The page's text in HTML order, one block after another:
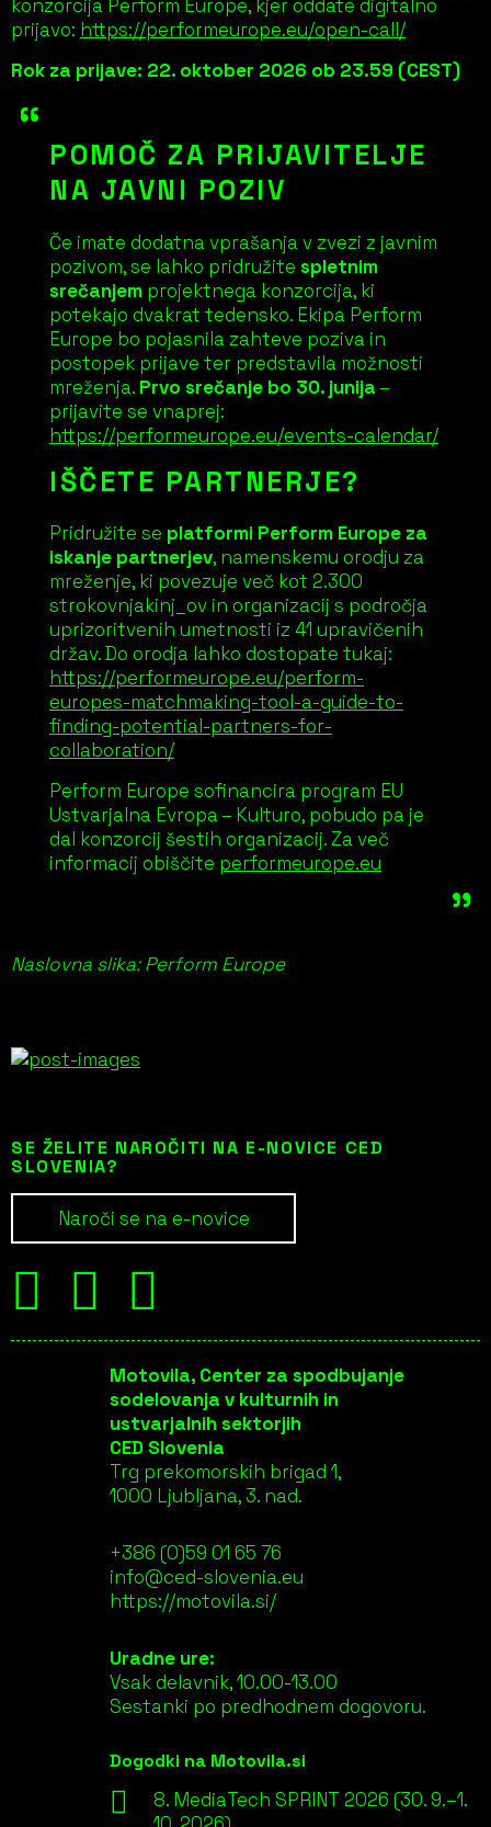
konzorcija Perform Europe, kjer oddate digitalno
prijavo: https://performeurope.eu/open-call/
Rok za prijave: 22. oktober 2026 ob 23.59 (CEST)
POMOČ ZA PRIJAVITELJE
NA JAVNI POZIV
Če imate dodatna vprašanja v zvezi z javnim
pozivom, se lahko pridružite spletnim
srečanjem projektnega konzorcija, ki
potekajo dvakrat tedensko. Ekipa Perform
Europe bo pojasnila zahteve poziva in
postopek prijave ter predstavila možnosti
mreženja. Prvo srečanje bo 30. junija –
prijavite se vnaprej:
https://performeurope.eu/events-calendar/
IŠČETE PARTNERJE?
Pridružite se platformi Perform Europe za
iskanje partnerjev, namenskemu orodju za
mreženje, ki povezuje več kot 2.300
strokovnjakinj_ov in organizacij s področja
uprizoritvenih umetnosti iz 41 upravičenih
držav. Do orodja lahko dostopate tukaj:
https://performeurope.eu/perform-
europes-matchmaking-tool-a-guide-to-
finding-potential-partners-for-
collaboration/
Perform Europe sofinancira program EU
Ustvarjalna Evropa – Kulturo, pobudo pa je
dal konzorcij šestih organizacij. Za več
informacij obiščite performeurope.eu
Naslovna slika: Perform Europe
SE ŽELITE NAROČITI NA E-NOVICE CED
SLOVENIA?
Naroči se na e-novice
Motovila, Center za spodbujanje
sodelovanja v kulturnih in
ustvarjalnih sektorjih
CED Slovenia
Trg prekomorskih brigad 1,
1000 Ljubljana, 3. nad.
+386 (0)59 01 65 76
info@ced-slovenia.eu
https://motovila.si/
Uradne ure:
Vsak delavnik, 10.00-13.00
Sestanki po predhodnem dogovoru.
Dogodki na Motovila.si
8. MediaTech SPRINT 2026 (30. 9.–1.